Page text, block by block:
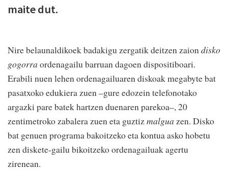
maite dut.
Nire belaunaldikoek badakigu zergatik deitzen zaiondisko
gogorra ordenagailu barruan dagoen dispositiboari.
Erabili nuen lehen ordenagailuaren diskoak megabyte bat
pasatxoko edukiera zuen –gure edozein telefonotako
argazki pare batek hartzen duenaren parekoa–, 20
zentimetroko zabalera zuen eta guztizmalgua zen. Disko
bat genuen programa bakoitzeko eta kontua asko hobetu
zen diskete-gailu bikoitzeko ordenagailuak agertu
zirenean.